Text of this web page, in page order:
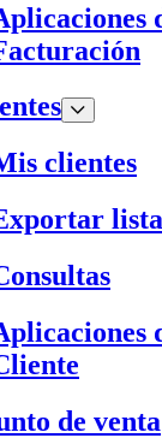
clientes
de venta